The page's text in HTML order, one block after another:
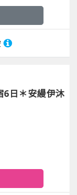
6日＊安縵伊沐